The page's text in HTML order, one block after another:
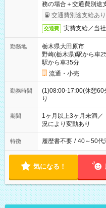
務の場合＋交通費別途
交通費別途支給あり
交通費 実費支給／当社
勤務地
栃木県大田原市
野崎(栃木県)駅から車
駅から車35分
流通・小売
勤務時間
(1)08:00-17:00(休憩
り
期間
1ヶ月以上3ヶ月未満
況により変動あり
特徴 履歴書不要 / 40～50代
気になる！